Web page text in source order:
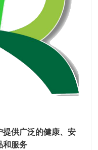
提供广泛的健康、安
和服务